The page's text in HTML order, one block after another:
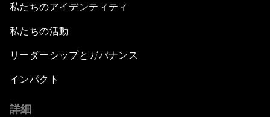
私たちのアイデンティティ
私たちの活動
リーダーシップとガバナンス
インパクト
詳細